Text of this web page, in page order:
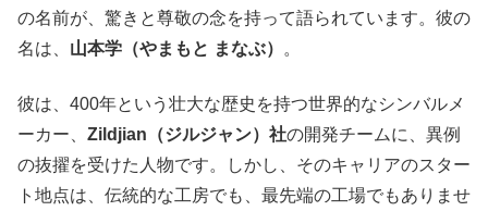
の名前が、驚きと尊敬の念を持って語られています。彼の
名は、 山本学（やまもと まなぶ） 。
彼は、400年という壮大な歴史を持つ世界的なシンバルメ
ーカー、 Zildjian （ジルジャン）社の開発チームに、異例
の抜擢を受けた人物です。しかし、そのキャリアのスター
ト地点は、伝統的な工房でも、最先端の工場でもありませ